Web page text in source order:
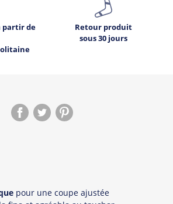
partir de
Retour produit
sous 30 jours
pour une coupe ajustée